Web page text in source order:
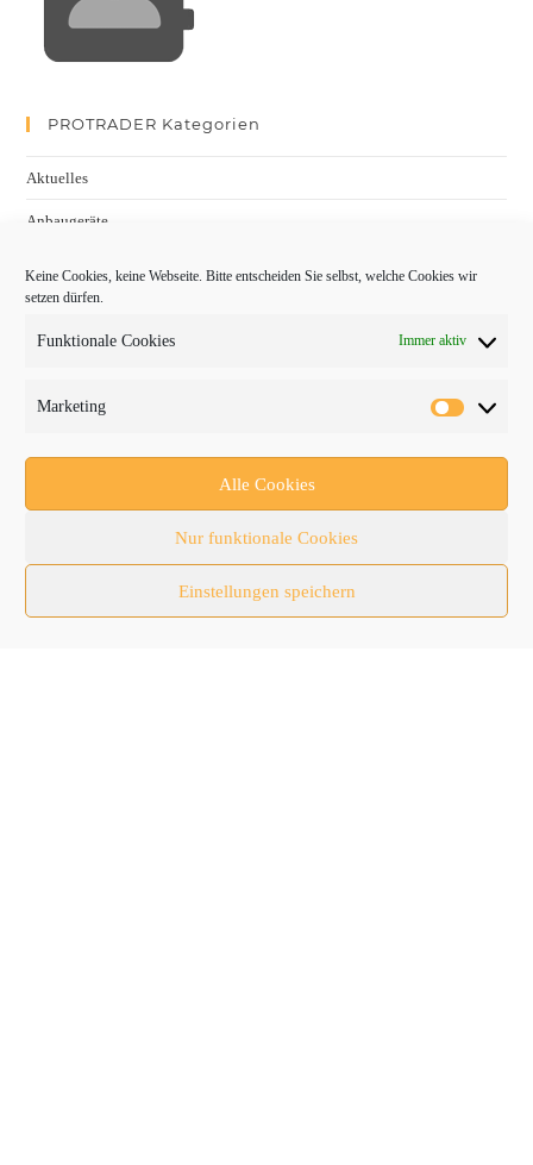
Keine Cookies, keine Webseite. Bitte entscheiden Sie selbst, welche Cookies wir
setzen dürfen.
Funktionale Cookies Immer aktiv
Marketing
Alle Cookies
Nur funktionale Cookies
Einstellungen speichern
PROTRADER Kategorien
Aktuelles
Anbaugeräte
Baumaschinen
Fachmessen
Nutzfahrzeuge
RATL 2025 | RecyclingAKTIV & TiefbauLIVE